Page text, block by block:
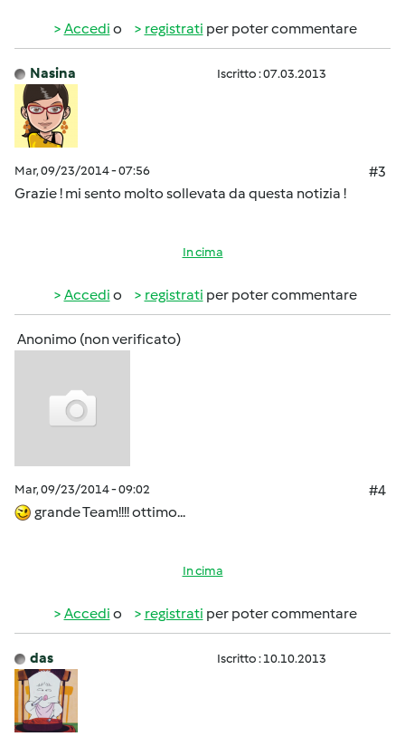
Accedi o registrati per poter commentare
Nasina Iscritto : 07.03.2013
Mar, 09/23/2014 - 07:56
#3
Grazie ! mi sento molto sollevata da questa notizia !
In cima
Accedi o registrati per poter commentare
Anonimo (non verificato)
Mar, 09/23/2014 - 09:02
#4
grande Team!!!! ottimo...
In cima
Accedi o registrati per poter commentare
das Iscritto : 10.10.2013